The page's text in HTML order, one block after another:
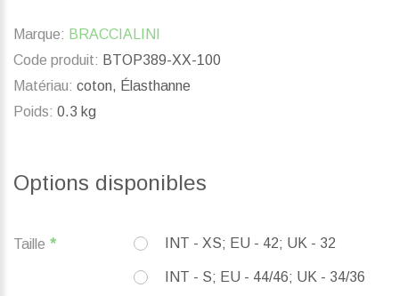
Marque: BRACCIALINI
Code produit: BTOP389-XX-100
Matériau: coton, Élasthanne
Poids: 0.3 kg
Options disponibles
Taille INT - XS; EU - 42; UK - 32
INT - S; EU - 44/46; UK - 34/36